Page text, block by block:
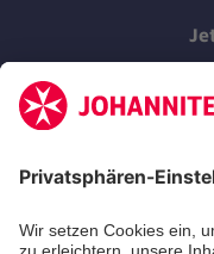
Zertifizierung